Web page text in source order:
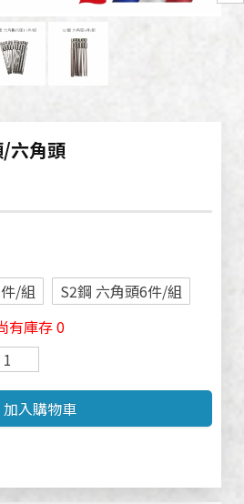
六角頭
/組 S2鋼 六角頭6件/組
有庫存 0